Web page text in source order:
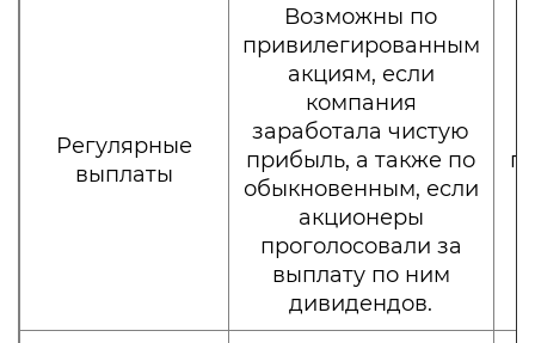
Регулярные
выплаты
Возможны по
привилегированным
акциям, если
компания
заработала чистую
прибыль, а также по
обыкновенным, если
акционеры
проголосовали за
выплату по ним
дивидендов.